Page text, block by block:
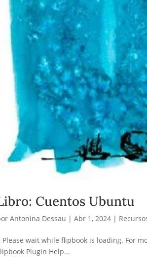
Cuentos Ubuntu
Antonina Dessau |Abr 1, 2024 |
Please wait while flipbook is loading. For
Plugin Help...